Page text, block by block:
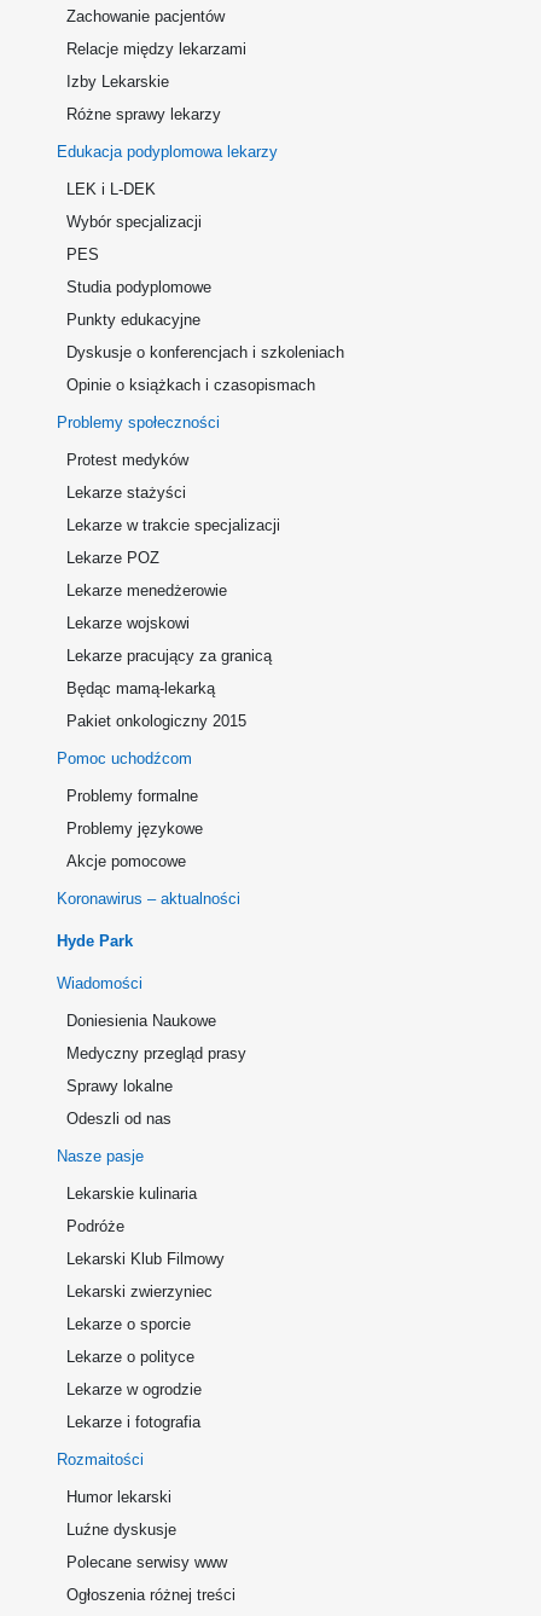
Zachowanie pacjentów
Relacje między lekarzami
Izby Lekarskie
Różne sprawy lekarzy
Edukacja podyplomowa lekarzy
LEK i L-DEK
Wybór specjalizacji
PES
Studia podyplomowe
Punkty edukacyjne
Dyskusje o konferencjach i szkoleniach
Opinie o książkach i czasopismach
Problemy społeczności
Protest medyków
Lekarze stażyści
Lekarze w trakcie specjalizacji
Lekarze POZ
Lekarze menedżerowie
Lekarze wojskowi
Lekarze pracujący za granicą
Będąc mamą-lekarką
Pakiet onkologiczny 2015
Pomoc uchodźcom
Problemy formalne
Problemy językowe
Akcje pomocowe
Koronawirus – aktualności
Hyde Park
Wiadomości
Doniesienia Naukowe
Medyczny przegląd prasy
Sprawy lokalne
Odeszli od nas
Nasze pasje
Lekarskie kulinaria
Podróże
Lekarski Klub Filmowy
Lekarski zwierzyniec
Lekarze o sporcie
Lekarze o polityce
Lekarze w ogrodzie
Lekarze i fotografia
Rozmaitości
Humor lekarski
Luźne dyskusje
Polecane serwisy www
Ogłoszenia różnej treści